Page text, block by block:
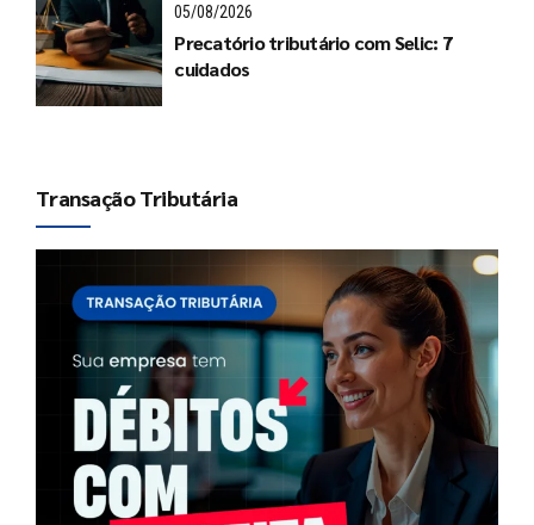
05/08/2026
Precatório tributário com Selic: 7
cuidados
Transação Tributária